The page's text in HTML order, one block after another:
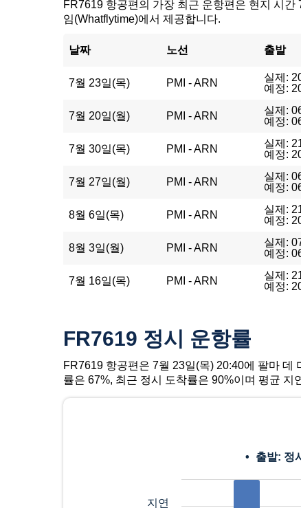
FR7619 항공편의 가장 최근 운항편은 현지 시
임(Whatflytime)에서 제공합니다.
날짜 노선 출발
7월 23일(목) PMI - ARN
실제:
예정:
7월 20일(월) PMI - ARN
실제:
예정:
7월 30일(목) PMI - ARN
실제:
예정:
7월 27일(월) PMI - ARN
실제:
예정:
8월 6일(목) PMI - ARN
실제:
예정:
8월 3일(월) PMI - ARN
실제:
예정:
7월 16일(목) PMI - ARN
실제:
예정:
FR7619 정시 운항률
FR7619 항공편은 7월 23일(목) 20:40에 팔마
률은 67%, 최근 정시 도착률은 90%이며 평균 지
출발: 정
지연